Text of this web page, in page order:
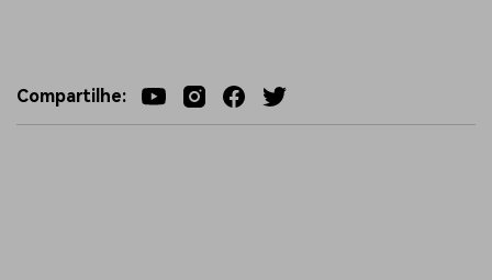
Compartilhe: